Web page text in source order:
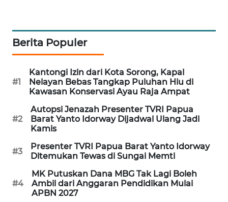
Berita Populer
#1
Kantongi Izin dari Kota Sorong, Kapal
Nelayan Bebas Tangkap Puluhan Hiu di
Kawasan Konservasi Ayau Raja Ampat
#2
Autopsi Jenazah Presenter TVRI Papua
Barat Yanto Idorway Dijadwal Ulang Jadi
Kamis
#3
Presenter TVRI Papua Barat Yanto Idorway
Ditemukan Tewas di Sungai Memti
#4
MK Putuskan Dana MBG Tak Lagi Boleh
Ambil dari Anggaran Pendidikan Mulai
APBN 2027